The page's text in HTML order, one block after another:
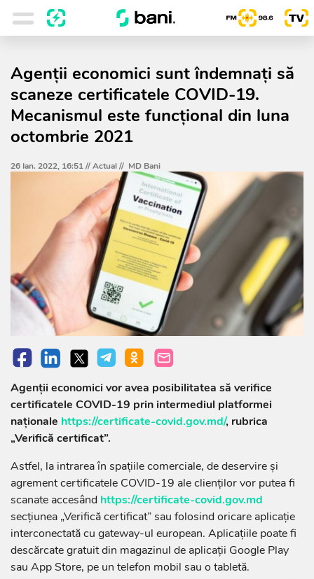
Agenții economici sunt îndemnați să
scaneze certificatele COVID-19.
Mecanismul este funcțional din luna
octombrie 2021
26 Ian. 2022, 16:51 //Actual// MD Bani
Agenții economici vor avea posibilitatea să verifice
certificatele COVID-19 prin intermediul platformei
naționale https://certificate-covid.gov.md/, rubrica
„Verifică certificat”.
Astfel, la intrarea în spațiile comerciale, de deservire și
agrement certificatele COVID-19 ale clienților vor putea fi
scanate accesând https://certificate-covid.gov.md
secțiunea „Verifică certificat” sau folosind oricare aplicație
interconectată cu gateway-ul european. Aplicațiile poate fi
descărcate gratuit din magazinul de aplicații Google Play
sau App Store, pe un telefon mobil sau o tabletă.